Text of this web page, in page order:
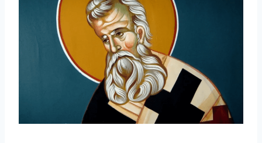
o
k
g
er
p